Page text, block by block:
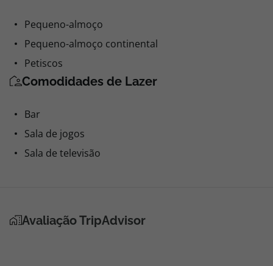
Pequeno-almoço
Pequeno-almoço continental
Petiscos
Comodidades de Lazer
Bar
Sala de jogos
Sala de televisão
Avaliação TripAdvisor